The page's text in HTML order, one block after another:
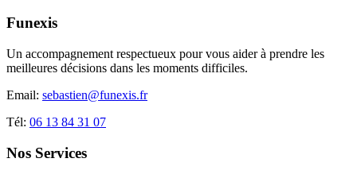
Funexis
Un accompagnement respectueux pour vous aider à prendre les
meilleures décisions dans les moments difficiles.
Email: sebastien@funexis.fr
Tél: 06 13 84 31 07
Nos Services